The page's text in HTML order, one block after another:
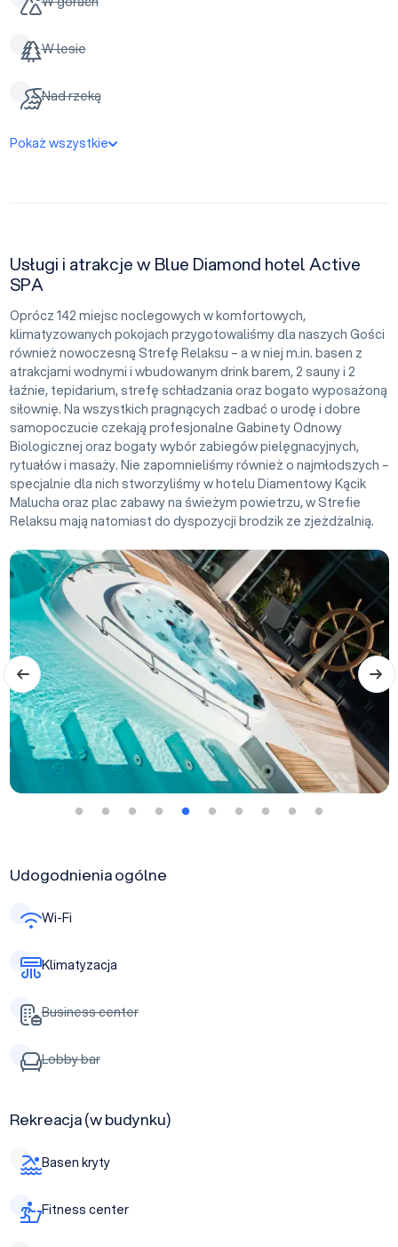
W lesie
Nad rzeką
Pokaż wszystkie
Usługi i atrakcje w Blue Diamond hotel Active
SPA
Oprócz 142 miejsc noclegowych w komfortowych,
klimatyzowanych pokojach przygotowaliśmy dla naszych Gości
również nowoczesną Strefę Relaksu – a w niej m.in. basen z
atrakcjami wodnymi i wbudowanym drink barem, 2 sauny i 2
łaźnie, tepidarium, strefę schładzania oraz bogato wyposażoną
siłownię. Na wszystkich pragnących zadbać o urodę i dobre
samopoczucie czekają profesjonalne Gabinety Odnowy
Biologicznej oraz bogaty wybór zabiegów pielęgnacyjnych,
rytuałów i masaży. Nie zapomnieliśmy również o najmłodszych –
specjalnie dla nich stworzyliśmy w hotelu Diamentowy Kącik
Malucha oraz plac zabawy na świeżym powietrzu, w Strefie
Relaksu mają natomiast do dyspozycji brodzik ze zjeżdżalnią.
Udogodnienia ogólne
Wi-Fi
Klimatyzacja
Business center
Lobby bar
Rekreacja (w budynku)
Basen kryty
Fitness center